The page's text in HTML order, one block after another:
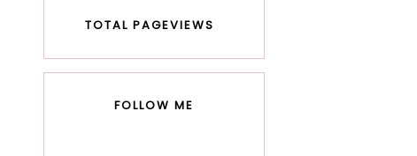
TOTAL PAGEVIEWS
FOLLOW ME